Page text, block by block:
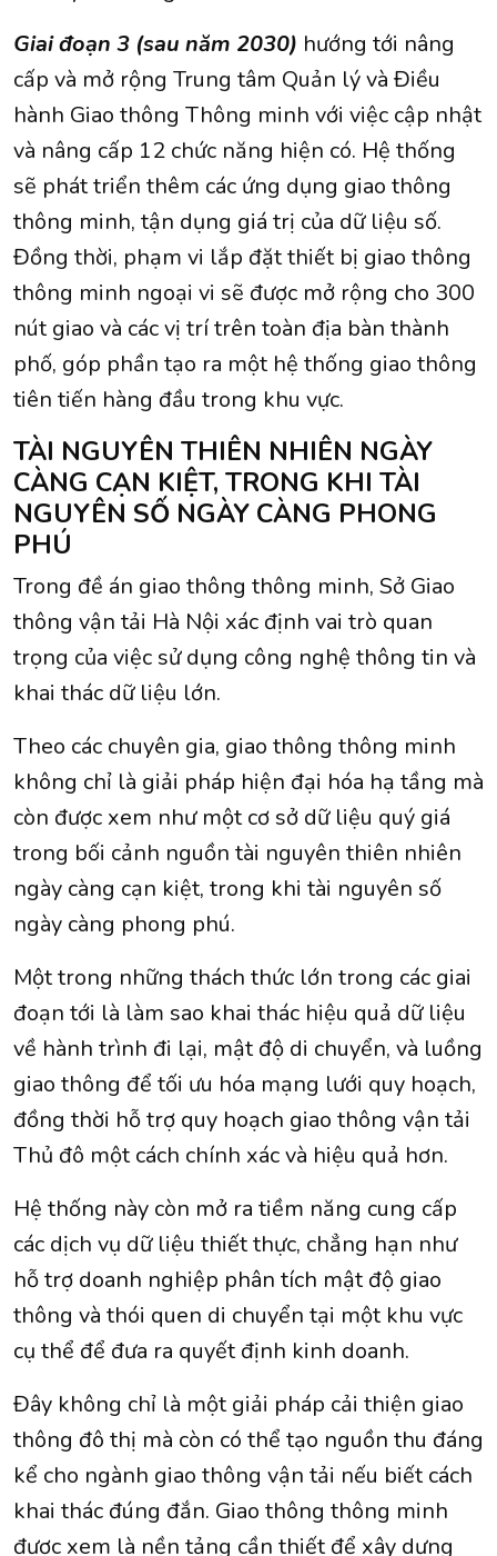
Giai đoạn 3 (sau năm 2030) hướng tới nâng
cấp và mở rộng Trung tâm Quản lý và Điều
hành Giao thông Thông minh với việc cập nhật
và nâng cấp 12 chức năng hiện có. Hệ thống
sẽ phát triển thêm các ứng dụng giao thông
thông minh, tận dụng giá trị của dữ liệu số.
Đồng thời, phạm vi lắp đặt thiết bị giao thông
thông minh ngoại vi sẽ được mở rộng cho 300
nút giao và các vị trí trên toàn địa bàn thành
phố, góp phần tạo ra một hệ thống giao thông
tiên tiến hàng đầu trong khu vực.
TÀI NGUYÊN THIÊN NHIÊN NGÀY
CÀNG CẠN KIỆT, TRONG KHI TÀI
NGUYÊN SỐ NGÀY CÀNG PHONG
PHÚ
Trong đề án giao thông thông minh, Sở Giao
thông vận tải Hà Nội xác định vai trò quan
trọng của việc sử dụng công nghệ thông tin và
khai thác dữ liệu lớn.
Theo các chuyên gia, giao thông thông minh
không chỉ là giải pháp hiện đại hóa hạ tầng mà
còn được xem như một cơ sở dữ liệu quý giá
trong bối cảnh nguồn tài nguyên thiên nhiên
ngày càng cạn kiệt, trong khi tài nguyên số
ngày càng phong phú.
Một trong những thách thức lớn trong các giai
đoạn tới là làm sao khai thác hiệu quả dữ liệu
về hành trình đi lại, mật độ di chuyển, và luồng
giao thông để tối ưu hóa mạng lưới quy hoạch,
đồng thời hỗ trợ quy hoạch giao thông vận tải
Thủ đô một cách chính xác và hiệu quả hơn.
Hệ thống này còn mở ra tiềm năng cung cấp
các dịch vụ dữ liệu thiết thực, chẳng hạn như
hỗ trợ doanh nghiệp phân tích mật độ giao
thông và thói quen di chuyển tại một khu vực
cụ thể để đưa ra quyết định kinh doanh.
Đây không chỉ là một giải pháp cải thiện giao
thông đô thị mà còn có thể tạo nguồn thu đáng
kể cho ngành giao thông vận tải nếu biết cách
khai thác đúng đắn. Giao thông thông minh
được xem là nền tảng cần thiết để xây dựng